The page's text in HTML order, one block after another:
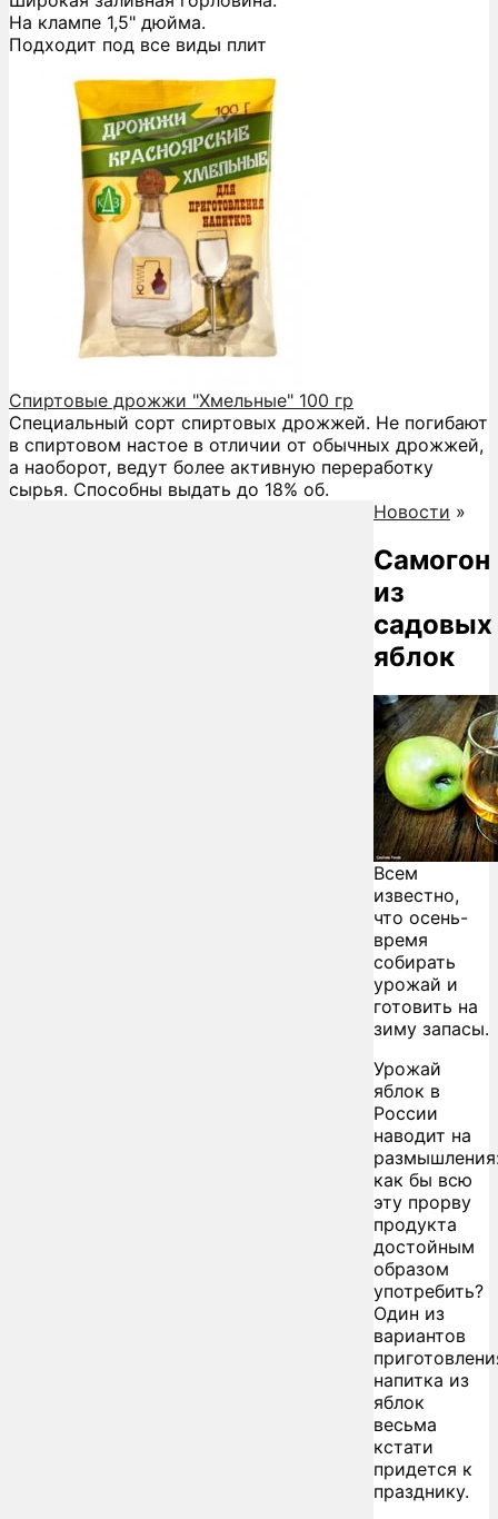
На клампе 1,5" дюйма.
Подходит под все виды плит
Спиртовые дрожжи "Хмельные" 100 гр
Специальный сорт спиртовых дрожжей. Не погибают
в спиртовом настое в отличии от обычных дрожжей,
а наоборот, ведут более активную переработку
сырья. Способны выдать до 18% об.
Новости »
Самогон
из
садовых
яблок
Всем
известно,
что осень-
время
собирать
урожай и
готовить на
зиму запасы.
Урожай
яблок в
России
наводит на
как бы всю
эту прорву
продукта
достойным
образом
употребить?
Один из
вариантов
напитка из
яблок
весьма
кстати
придется к
празднику.